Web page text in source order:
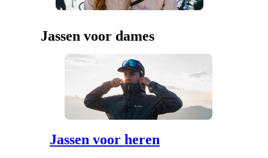
Jassen voor dames
Jassen voor heren